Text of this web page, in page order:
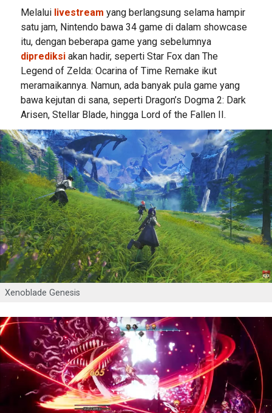
Melalui livestream yang berlangsung selama hampir
satu jam, Nintendo bawa 34 game di dalam showcase
itu, dengan beberapa game yang sebelumnya
diprediksi akan hadir, seperti Star Fox dan The
Legend of Zelda: Ocarina of Time Remake ikut
meramaikannya. Namun, ada banyak pula game yang
bawa kejutan di sana, seperti Dragon’s Dogma 2: Dark
Arisen, Stellar Blade, hingga Lord of the Fallen II.
Xenoblade Genesis